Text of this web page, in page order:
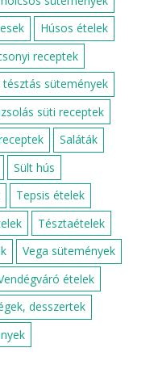
RECEPT!
receptek
sütemények
Egyszerű sütik
Egytálételek
édességek
Gyors receptek
süti receptek
sütemények